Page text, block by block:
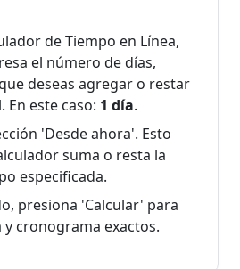
Días
2026
En 7
13 de
agosto de
2026
En 8
Días
2026
de Tiempo en Línea,
el número de días,
deseas agregar o restar
En este caso: 1 día.
'Desde ahora'. Esto
suma o resta la
especificada.
presiona 'Calcular' para
cronograma exactos.